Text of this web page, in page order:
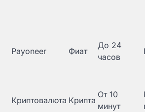
Payoneer Фиат
До 24
часов
Криптовалюта Крипта
От 10
минут